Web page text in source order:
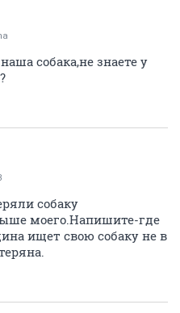
собака,не знаете у
собаку
моего.Напишите-где
ищет свою собаку не в